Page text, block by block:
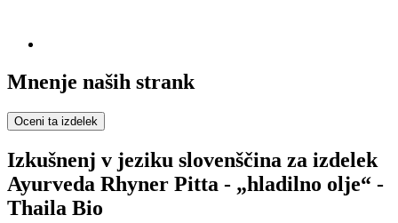
Mnenje naših strank
Oceni ta izdelek
Izkušnenj v jeziku slovenščina za izdelek
Ayurveda Rhyner Pitta - „hladilno olje“ -
Thaila Bio